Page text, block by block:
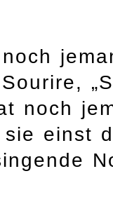
noch
sie einst